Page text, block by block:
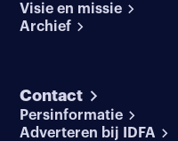
Visie en missie
Archief
Contact
Persinformatie
Adverteren bij IDFA